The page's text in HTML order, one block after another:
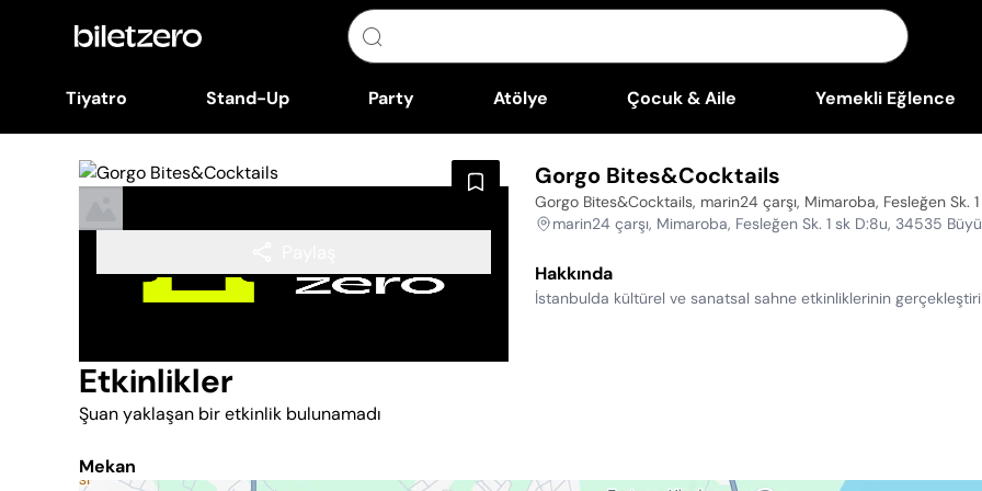
Tiyatro Stand-Up Party Atölye Çocuk & Aile Yemekli Eğlence
Gorgo Bites&Cocktails
Gorgo Bites&Cocktails, marin24 çarşı, Mimaroba, Fesleğen
marin24 çarşı, Mimaroba, Fesleğen Sk. 1 sk D:8u, 34535
Etkinlikler
Şuan yaklaşan bir etkinlik bulunamadı
Hakkında
İstanbulda kültürel ve sanatsal sahne etkinliklerinin
Mekan